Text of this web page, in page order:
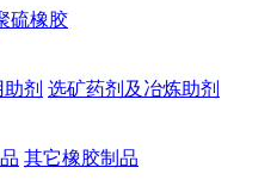
硫橡胶
剂 选矿药剂及冶炼助剂
其它橡胶制品